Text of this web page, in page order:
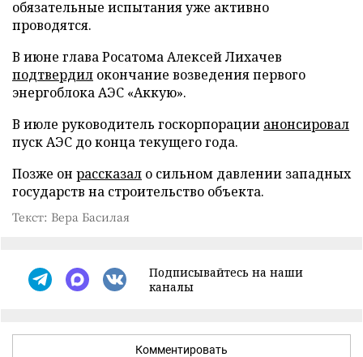
обязательные испытания уже активно
проводятся.
В июне глава Росатома Алексей Лихачев
подтвердил окончание возведения первого
энергоблока АЭС «Аккую».
В июле руководитель госкорпорации анонсировал
пуск АЭС до конца текущего года.
Позже он рассказал о сильном давлении западных
государств на строительство объекта.
Текст: Вера Басилая
Подписывайтесь на наши
каналы
Комментировать